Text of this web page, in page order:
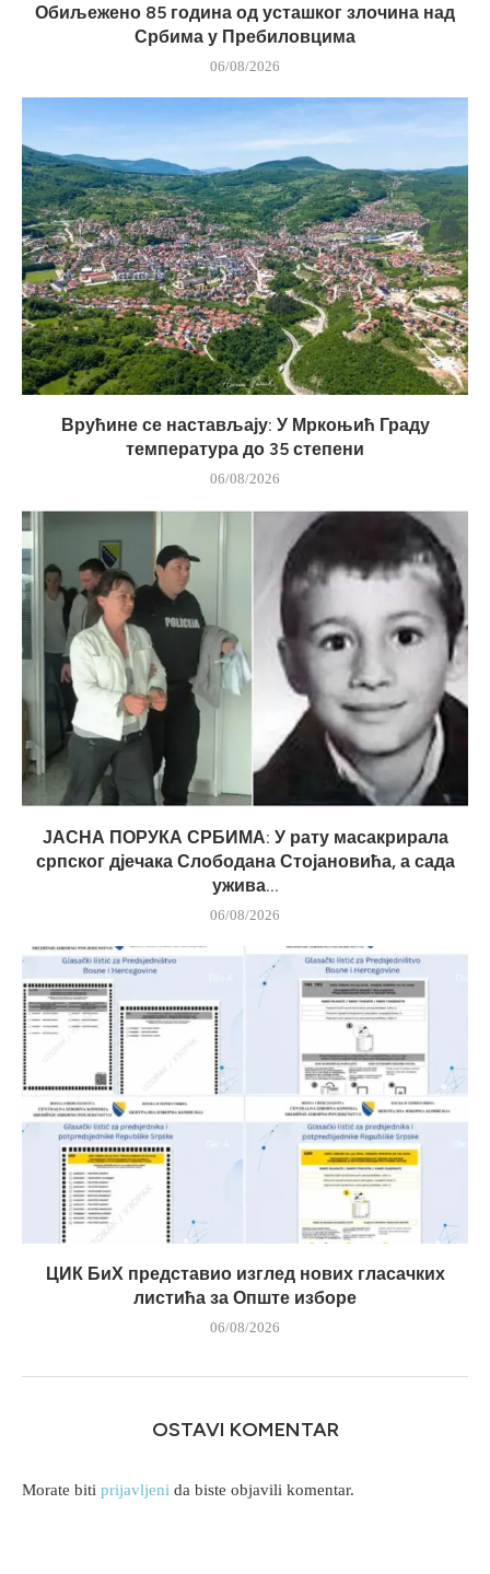
Обиљежено 85 година од усташког злочина над
Србима у Пребиловцима
06/08/2026
Врућине се настављају: У Мркоњић Граду
температура до 35 степени
06/08/2026
ЈАСНА ПОРУКА СРБИМА: У рату масакрирала
српског дјечака Слободана Стојановића, а сада
ужива...
06/08/2026
ЦИК БиХ представио изглед нових гласачких
листића за Опште изборе
06/08/2026
OSTAVI KOMENTAR
Morate biti prijavljeni da biste objavili komentar.